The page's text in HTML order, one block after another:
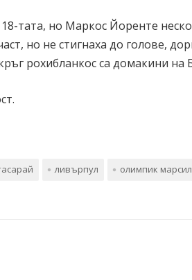
тата, но Маркос Йоренте
но не стигнаха до голове,
рохибланкос са домакини на
ливърпул
олимпик